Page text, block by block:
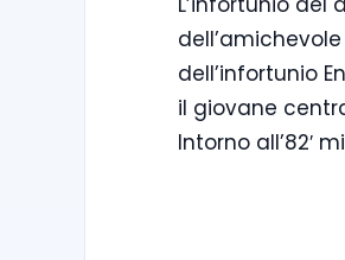
dell’infortunio
il giovane
Intorno all’82′